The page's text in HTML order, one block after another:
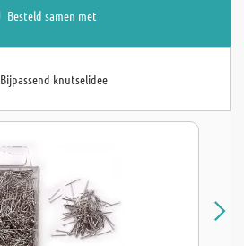
Besteld samen met
Bijpassend knutselidee